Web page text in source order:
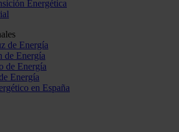
Energética
de Energía
de Energía
de Energía
Energía
en España